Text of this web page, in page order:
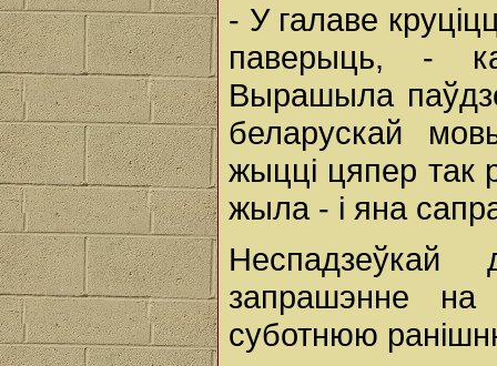
- У галаве
паверыць, -
Вырашыла
беларускай
жыцці цяпер так
жыла - і яна
Неспадзеўкай
запрашэнне на
суботнюю